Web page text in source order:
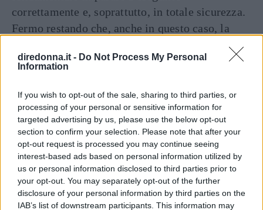
diredonna.it - Do Not Process My Personal
Information
If you wish to opt-out of the sale, sharing to third parties, or
processing of your personal or sensitive information for
targeted advertising by us, please use the below opt-out
section to confirm your selection. Please note that after your
opt-out request is processed you may continue seeing
interest-based ads based on personal information utilized by
us or personal information disclosed to third parties prior to
your opt-out. You may separately opt-out of the further
disclosure of your personal information by third parties on the
IAB’s list of downstream participants. This information may
correttamente e, soprattutto, in totale sicurezza.
Fermo restando che, anche in questo caso, la
di un buon allenamento è sempre
la stessa:costanza.
Come detto, il movimento è simile a quello che
si esegue quando ci si siede su una sedia. Per
questo, soprattutto per i meno esperti, per curare
la postura si può iniziare anche utilizzando
proprio una sedia ma senza arrivare ad